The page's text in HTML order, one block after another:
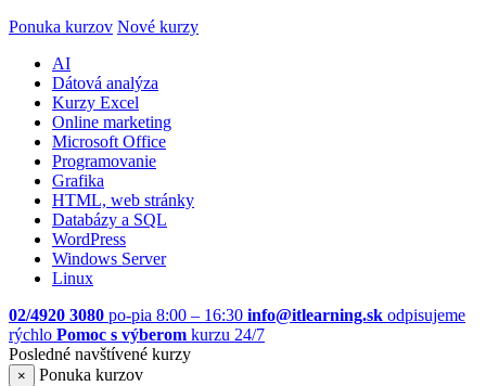
Ponuka kurzov Nové kurzy
AI
Dátová analýza
Kurzy Excel
Online marketing
Microsoft Office
Programovanie
Grafika
HTML, web stránky
Databázy a SQL
WordPress
Windows Server
Linux
02/4920 3080 po-pia 8:00 – 16:30 info@itlearning.sk odpisujeme
rýchlo Pomoc s výberom kurzu 24/7
Posledné navštívené kurzy
×
Ponuka kurzov